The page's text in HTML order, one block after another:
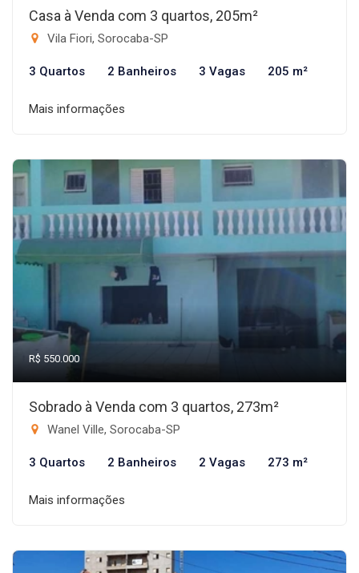
Casa à Venda com 3 quartos, 205m²
Vila Fiori, Sorocaba-SP
3 Quartos 2 Banheiros 3 Vagas 205 m²
Mais informações
R$ 550.000
Sobrado à Venda com 3 quartos, 273m²
Wanel Ville, Sorocaba-SP
3 Quartos 2 Banheiros 2 Vagas 273 m²
Mais informações